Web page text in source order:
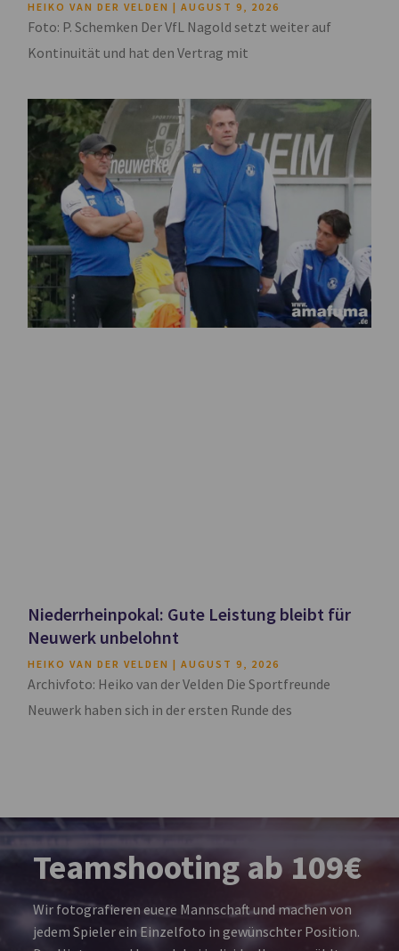
HEIKO VAN DER VELDEN AUGUST 9, 2026
Foto: P. Schemken Der VfL Nagold setzt weiter auf
Kontinuität und hat den Vertrag mit
Niederrheinpokal: Gute Leistung bleibt für
Neuwerk unbelohnt
HEIKO VAN DER VELDEN AUGUST 9, 2026
Archivfoto: Heiko van der Velden Die Sportfreunde
Neuwerk haben sich in der ersten Runde des
Teamshooting ab 109€
Wir fotografieren euere Mannschaft und machen von
jedem Spieler ein Einzelfoto in gewünschter Position.